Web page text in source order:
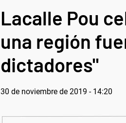
Lacalle Pou
una región
dictadores"
30 de noviembre de 2019 - 14:20